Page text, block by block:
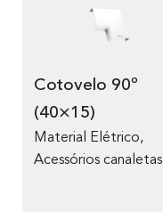
Cotovelo 90º
(40×15)
Material Elétrico,
Acessórios canaletas